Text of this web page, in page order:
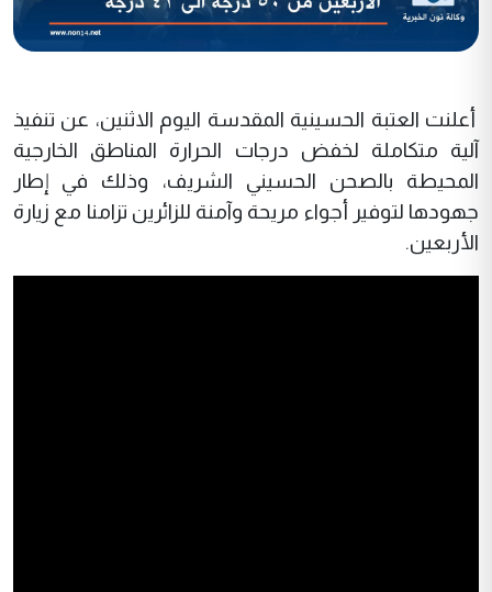
أعلنت العتبة الحسينية المقدسة اليوم الاثنين، عن تنفيذ
آلية متكاملة لخفض درجات الحرارة المناطق الخارجية
المحيطة بالصحن الحسيني الشريف، وذلك في إطار
جهودها لتوفير أجواء مريحة وآمنة للزائرين تزامنا مع زيارة
الأربعين.